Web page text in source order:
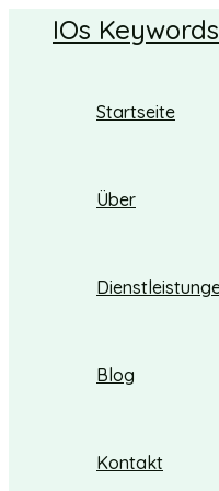
Inhalt
IOs
Startseite
Über
Blog
Kontakt